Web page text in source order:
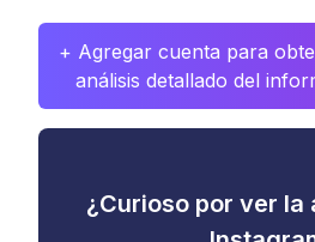
+ Agregar cuenta para
análisis detallado del
¿Curioso por ver la